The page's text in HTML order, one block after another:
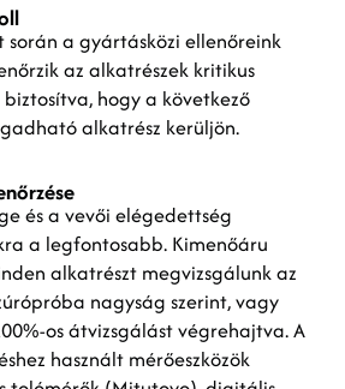
a gyártásközi ellenőreink
az alkatrészek kritikus
hogy a következő
alkatrész kerüljön.
és a vevői elégedettség
a legfontosabb. Kimenőáru
alkatrészt megvizsgálunk az
nagyság szerint, vagy
os átvizsgálást végrehajtva. A
használt mérőeszközök